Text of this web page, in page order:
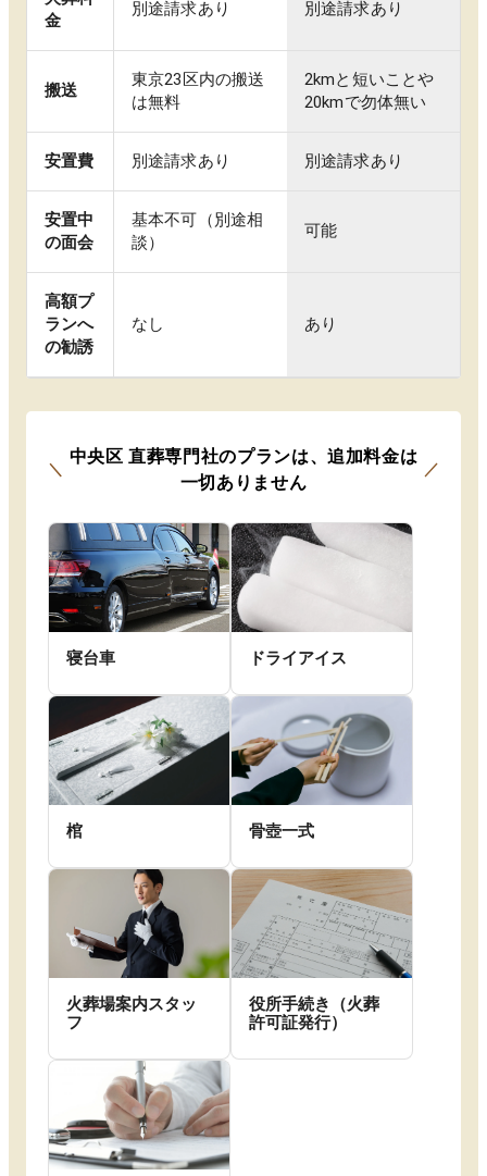
金
別途請求あり 別途請求あり
搬送
東京23区内の搬送
は無料
2kmと短いことや
20kmで勿体無い
安置費 別途請求あり 別途請求あり
安置中
の面会
基本不可（別途相
談）
可能
高額プ
ランへ
の勧誘
なし あり
＼
中央区 直葬専門社のプランは、追加料金は
一切ありません
／
寝台車 ドライアイス
棺 骨壺一式
火葬場案内スタッ
フ
役所手続き（火葬
許可証発行）